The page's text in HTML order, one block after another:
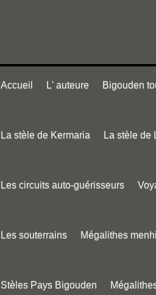
Accueil L' auteure Bigouden
La stèle de Kermaria La stèle de
Les circuits auto-guérisseurs
Les souterrains Mégalithes
Stèles Pays Bigouden